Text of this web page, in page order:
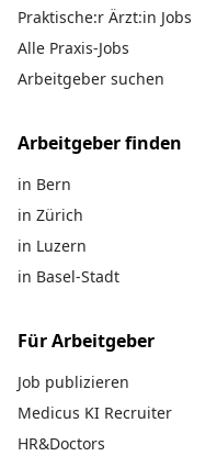
Praktische:r Ärzt:in Jobs
Alle Praxis-Jobs
Arbeitgeber suchen
Arbeitgeber finden
in Bern
in Zürich
in Luzern
in Basel-Stadt
Für Arbeitgeber
Job publizieren
Medicus KI Recruiter
HR&Doctors